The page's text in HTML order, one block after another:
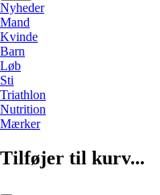
Nyheder
Mand
Kvinde
Barn
Løb
Sti
Triathlon
Nutrition
Mærker
Tilføjer til kurv...